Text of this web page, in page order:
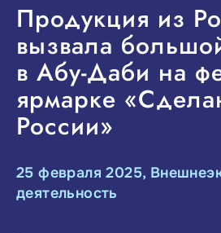
Продукция из
вызвала
в Абу-Даби на
ярмарке
России»
25 февраля 2025,
деятельность